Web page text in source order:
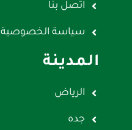
اتصل بنا
سياسة الخصوصية
المدينة
الرياض
جده